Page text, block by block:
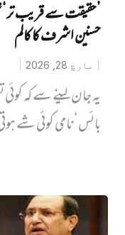
’حقیقت سے قریب تر‘
حسنین اشرف کا کالم
مارچ 28, 2026
یہ جان لینے سے کہ
بائس‘ نامی کوئی